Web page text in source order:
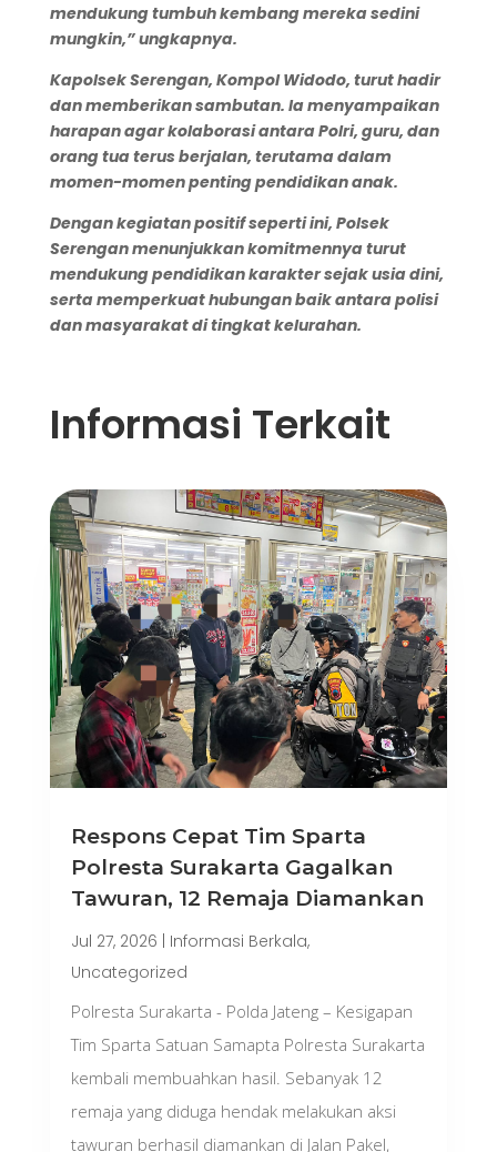
mendukung tumbuh kembang mereka sedini
mungkin,” ungkapnya.
Kapolsek Serengan, Kompol Widodo, turut hadir
dan memberikan sambutan. Ia menyampaikan
harapan agar kolaborasi antara Polri, guru, dan
orang tua terus berjalan, terutama dalam
momen-momen penting pendidikan anak.
Dengan kegiatan positif seperti ini, Polsek
Serengan menunjukkan komitmennya turut
mendukung pendidikan karakter sejak usia dini,
serta memperkuat hubungan baik antara polisi
dan masyarakat di tingkat kelurahan.
Informasi Terkait
Respons Cepat Tim Sparta
Polresta Surakarta Gagalkan
Tawuran, 12 Remaja Diamankan
Jul 27, 2026 Informasi Berkala,
Uncategorized
Polresta Surakarta - Polda Jateng – Kesigapan
Tim Sparta Satuan Samapta Polresta Surakarta
kembali membuahkan hasil. Sebanyak 12
remaja yang diduga hendak melakukan aksi
tawuran berhasil diamankan di Jalan Pakel,